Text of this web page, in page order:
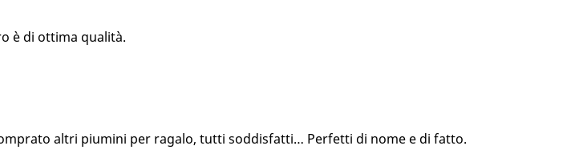
è di ottima qualità.
altri piumini per ragalo, tutti soddisfatti… Perfetti di nome e di fatto.